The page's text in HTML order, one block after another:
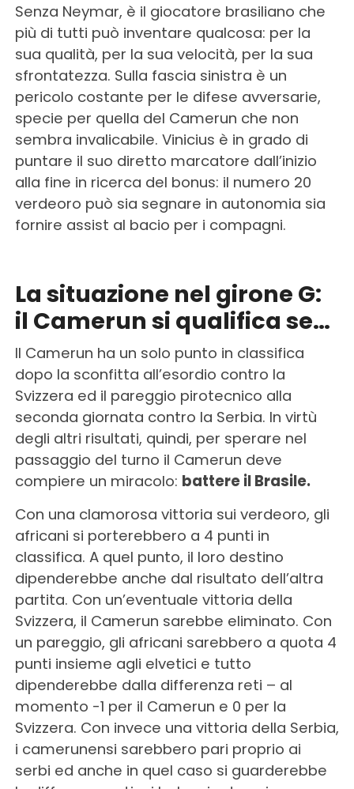
Senza Neymar, è il giocatore brasiliano che
più di tutti può inventare qualcosa: per la
sua qualità, per la sua velocità, per la sua
sfrontatezza. Sulla fascia sinistra è un
pericolo costante per le difese avversarie,
specie per quella del Camerun che non
sembra invalicabile. Vinicius è in grado di
puntare il suo diretto marcatore dall’inizio
alla fine in ricerca del bonus: il numero 20
verdeoro può sia segnare in autonomia sia
fornire assist al bacio per i compagni.
La situazione nel girone G:
il Camerun si qualifica se…
Il Camerun ha un solo punto in classifica
dopo la sconfitta all’esordio contro la
Svizzera ed il pareggio pirotecnico alla
seconda giornata contro la Serbia. In virtù
degli altri risultati, quindi, per sperare nel
passaggio del turno il Camerun deve
compiere un miracolo: battere il Brasile.
Con una clamorosa vittoria sui verdeoro, gli
africani si porterebbero a 4 punti in
classifica. A quel punto, il loro destino
dipenderebbe anche dal risultato dell’altra
partita. Con un’eventuale vittoria della
Svizzera, il Camerun sarebbe eliminato. Con
un pareggio, gli africani sarebbero a quota 4
punti insieme agli elvetici e tutto
dipenderebbe dalla differenza reti – al
momento -1 per il Camerun e 0 per la
Svizzera. Con invece una vittoria della Serbia,
i camerunensi sarebbero pari proprio ai
serbi ed anche in quel caso si guarderebbe